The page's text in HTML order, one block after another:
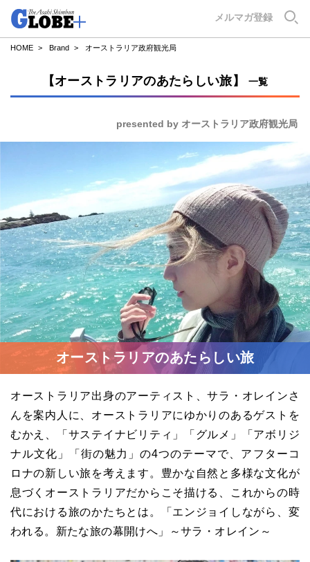
メルマガ登録
HOME Brand オーストラリア政府観光局
【オーストラリアのあたらしい旅】 一覧
presented by オーストラリア政府観光局
オーストラリアのあたらしい旅
オーストラリア出身のアーティスト、サラ・オレインさ
んを案内人に、オーストラリアにゆかりのあるゲストを
むかえ、「サステイナビリティ」「グルメ」「アボリジ
ナル文化」「街の魅力」の4つのテーマで、アフターコ
ロナの新しい旅を考えます。豊かな自然と多様な文化が
息づくオーストラリアだからこそ描ける、これからの時
代における旅のかたちとは。「エンジョイしながら、変
われる。新たな旅の幕開けへ」～サラ・オレイン～